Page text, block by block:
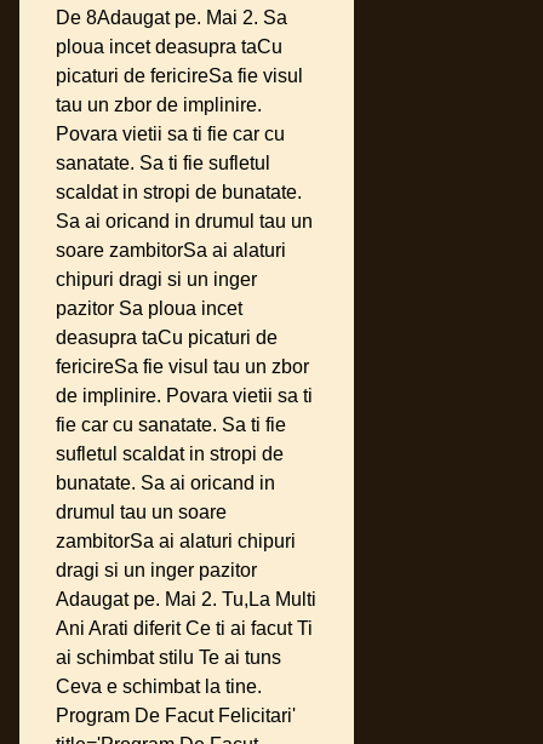
De 8Adaugat pe. Mai 2. Sa
ploua incet deasupra taCu
picaturi de fericireSa fie visul
tau un zbor de implinire.
Povara vietii sa ti fie car cu
sanatate. Sa ti fie sufletul
scaldat in stropi de bunatate.
Sa ai oricand in drumul tau un
soare zambitorSa ai alaturi
chipuri dragi si un inger
pazitor Sa ploua incet
deasupra taCu picaturi de
fericireSa fie visul tau un zbor
de implinire. Povara vietii sa ti
fie car cu sanatate. Sa ti fie
sufletul scaldat in stropi de
bunatate. Sa ai oricand in
drumul tau un soare
zambitorSa ai alaturi chipuri
dragi si un inger pazitor
Adaugat pe. Mai 2. Tu,La Multi
Ani Arati diferit Ce ti ai facut Ti
ai schimbat stilu Te ai tuns
Ceva e schimbat la tine.
Program De Facut Felicitari'